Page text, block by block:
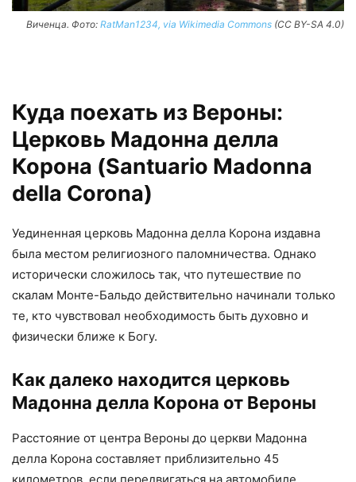
Виченца. Фото: RatMan1234, via Wikimedia Commons (CC BY-SA 4.0)
Куда поехать из Вероны:
Церковь Мадонна делла
Корона (Santuario Madonna
della Corona)
Уединенная церковь Мадонна делла Корона издавна
была местом религиозного паломничества. Однако
исторически сложилось так, что путешествие по
скалам Монте-Бальдо действительно начинали только
те, кто чувствовал необходимость быть духовно и
физически ближе к Богу.
Как далеко находится церковь
Мадонна делла Корона от Вероны
Расстояние от центра Вероны до церкви Мадонна
делла Корона составляет приблизительно 45
километров, если передвигаться на автомобиле.